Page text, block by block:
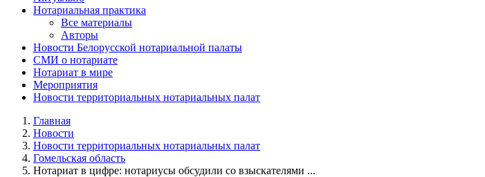
Нотариальная практика
Все материалы
Авторы
Новости Белорусской нотариальной палаты
СМИ о нотариате
Нотариат в мире
Мероприятия
Новости территориальных нотариальных палат
Главная
Новости
Новости территориальных нотариальных палат
Гомельская область
Нотариат в цифре: нотариусы обсудили со взыскателями ...